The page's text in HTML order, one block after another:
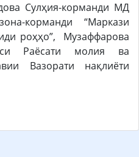
Сулҳия-корманди МД
корманди “Маркази
роҳҳо”, Музаффарова
Раёсати молия ва
Вазорати нақлиёти